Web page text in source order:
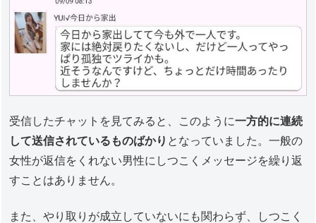
受信したチャットを見てみると、このように一方的に連続
して送信されているものばかり となっていました。一般の
女性が返信をくれない男性にしつこくメッセージを繰り返
すことはありません。
また、やり取りが成立していないにも関わらず、しつこく